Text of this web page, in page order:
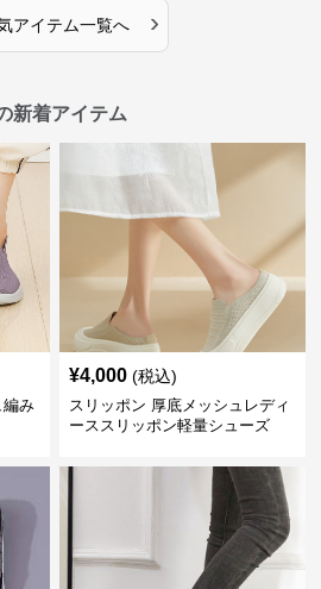
アイテム一覧へ ›
新着アイテム
編み
¥4,000 (税込)
スリッポン 厚底メッシュレディ
ーススリッポン軽量シューズ